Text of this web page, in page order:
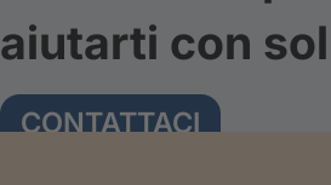
aiutarti con
CONTATTACI